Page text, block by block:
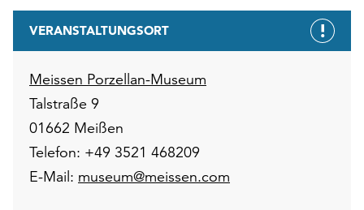
VERANSTALTUNGSORT
Meissen Porzellan-Museum
Talstraße 9
01662 Meißen
Telefon: +49 3521 468209
E-Mail: museum@meissen.com